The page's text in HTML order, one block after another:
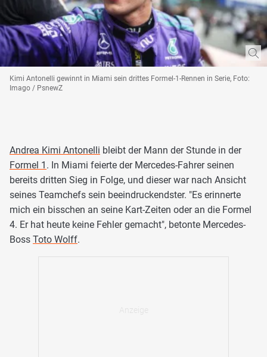
Kimi Antonelli gewinnt in Miami sein drittes Formel-1-Rennen in Serie, Foto:
Imago / PsnewZ
Andrea Kimi Antonelli bleibt der Mann der Stunde in der
Formel 1 . In Miami feierte der Mercedes-Fahrer seinen
bereits dritten Sieg in Folge, und dieser war nach Ansicht
seines Teamchefs sein beeindruckendster. "Es erinnerte
mich ein bisschen an seine Kart-Zeiten oder an die Formel
4. Er hat heute keine Fehler gemacht", betonte Mercedes-
Boss Toto Wolff.